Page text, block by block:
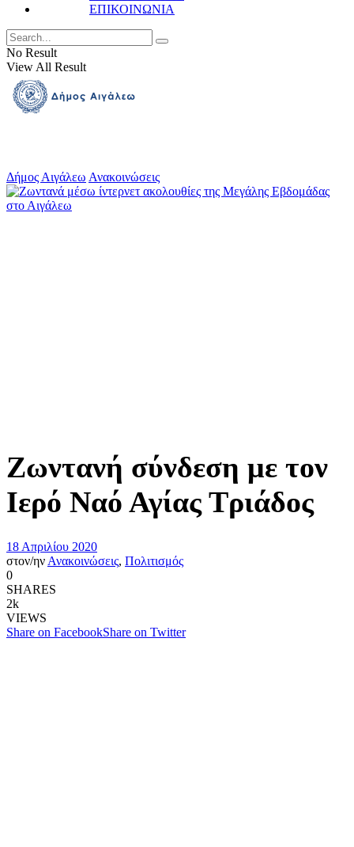
ΕΠΙΚΟΙΝΩΝΙΑ
No Result
View All Result
Δήμος Αιγάλεω Ανακοινώσεις
Ζωντανή σύνδεση με τον
Ιερό Ναό Αγίας Τριάδος
18 Απριλίου 2020
στον/ην Ανακοινώσεις, Πολιτισμός
0
SHARES
2k
VIEWS
Share on FacebookShare on Twitter